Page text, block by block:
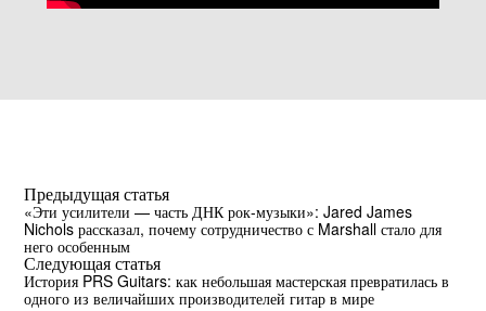
Предыдущая статья
«Эти усилители — часть ДНК рок-музыки»: Jared James
Nichols рассказал, почему сотрудничество с Marshall стало для
него особенным
Следующая статья
История PRS Guitars: как небольшая мастерская превратилась в
одного из величайших производителей гитар в мире